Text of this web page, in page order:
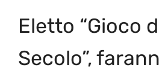
Eletto “Gioco
Secolo”,